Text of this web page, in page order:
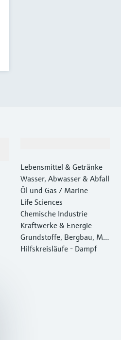
Lebensmittel & Getränke
Wasser, Abwasser & Abfall
Öl und Gas / Marine
Life Sciences
Chemische Industrie
Kraftwerke & Energie
Grundstoffe, Bergbau, Met
alle
Hilfskreisläufe - Dampf